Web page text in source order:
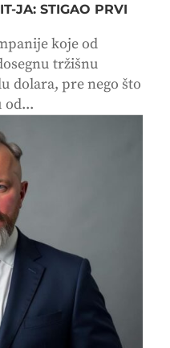
JA: STIGAO PRVI
koje od
tržišnu
dolara, pre nego što
od...